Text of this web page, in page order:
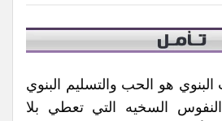
هو الحب والتسليم البنوي
السخيه التي تعطي بلا